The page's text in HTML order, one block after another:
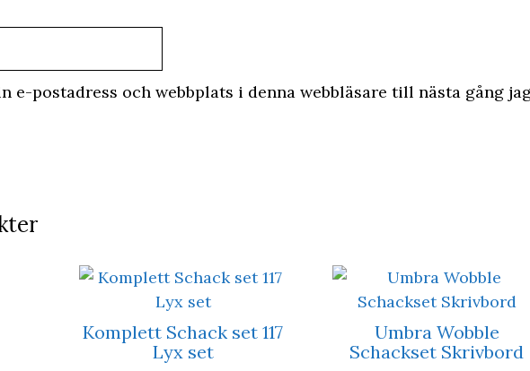
e-postadress och webbplats i denna webbläsare till nästa gång
Komplett Schack set 117
Lyx set
Umbra Wobble
Schackset Skrivbord